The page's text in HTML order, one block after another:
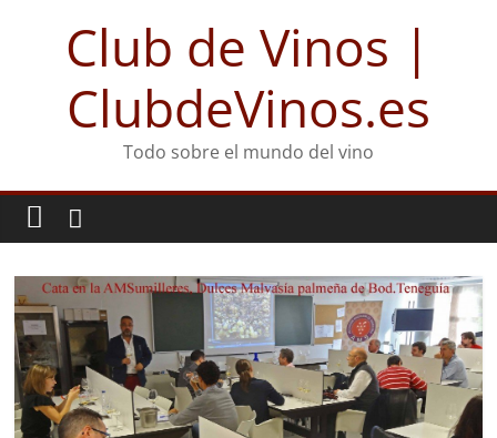
Club de Vinos |
ClubdeVinos.es
Todo sobre el mundo del vino